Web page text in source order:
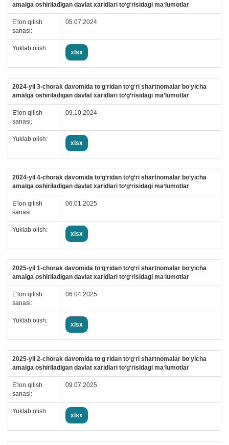
amalga oshiriladigan davlat xaridlari toʻgʻrisidagi maʼlumotlar
E'lon qilish
sanasi:
05.07.2024
Yuklab olish:
xlsx
2024-yil 3-chorak davomida toʻgʻridan toʻgʻri shartnomalar boʻyicha
amalga oshiriladigan davlat xaridlari toʻgʻrisidagi maʼlumotlar
E'lon qilish
sanasi:
09.10.2024
Yuklab olish:
xlsx
2024-yil 4-chorak davomida toʻgʻridan toʻgʻri shartnomalar boʻyicha
amalga oshiriladigan davlat xaridlari toʻgʻrisidagi maʼlumotlar
E'lon qilish
sanasi:
06.01.2025
Yuklab olish:
xlsx
2025-yil 1-chorak davomida toʻgʻridan toʻgʻri shartnomalar boʻyicha
amalga oshiriladigan davlat xaridlari toʻgʻrisidagi maʼlumotlar
E'lon qilish
sanasi:
06.04.2025
Yuklab olish:
xlsx
2025-yil 2-chorak davomida toʻgʻridan toʻgʻri shartnomalar boʻyicha
amalga oshiriladigan davlat xaridlari toʻgʻrisidagi maʼlumotlar
E'lon qilish
sanasi:
09.07.2025
Yuklab olish:
xlsx